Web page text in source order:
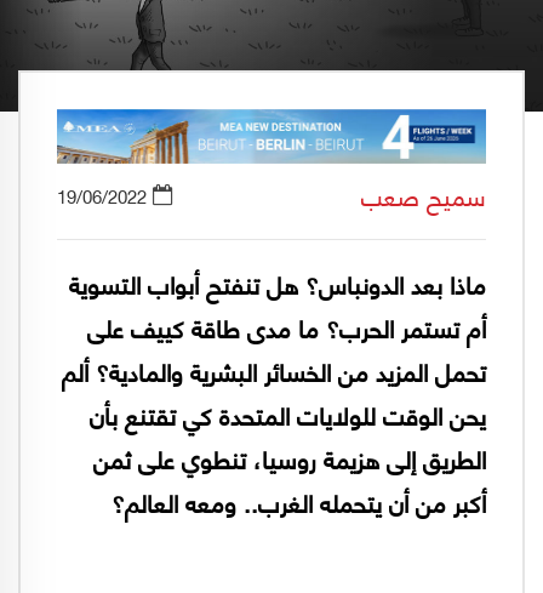
سميح صعب 19/06/2022
ماذا بعد الدونباس؟ هل تنفتح أبواب التسوية
أم تستمر الحرب؟ ما مدى طاقة كييف على
تحمل المزيد من الخسائر البشرية والمادية؟ ألم
يحن الوقت للولايات المتحدة كي تقتنع بأن
الطريق إلى هزيمة روسيا، تنطوي على ثمن
أكبر من أن يتحمله الغرب.. ومعه العالم؟